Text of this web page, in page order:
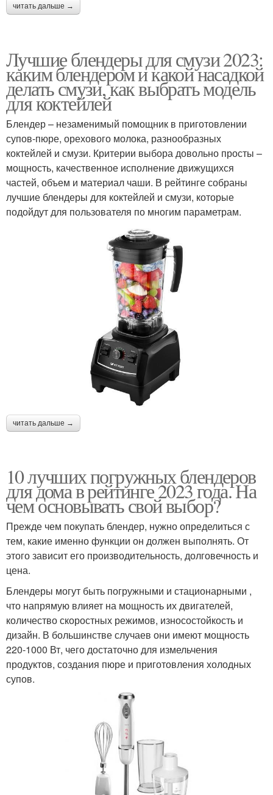
читать дальше →
Лучшие блендеры для смузи 2023:
каким блендером и какой насадкой
делать смузи, как выбрать модель
для коктейлей
Блендер – незаменимый помощник в приготовлении
супов-пюре, орехового молока, разнообразных
коктейлей и смузи. Критерии выбора довольно просты –
мощность, качественное исполнение движущихся
частей, объем и материал чаши. В рейтинге собраны
лучшие блендеры для коктейлей и смузи, которые
подойдут для пользователя по многим параметрам.
читать дальше →
10 лучших погружных блендеров
для дома в рейтинге 2023 года. На
чем основывать свой выбор?
Прежде чем покупать блендер, нужно определиться с
тем, какие именно функции он должен выполнять. От
этого зависит его производительность, долговечность и
цена.
Блендеры могут быть погружными и стационарными ,
что напрямую влияет на мощность их двигателей,
количество скоростных режимов, износостойкость и
дизайн. В большинстве случаев они имеют мощность
220-1000 Вт, чего достаточно для измельчения
продуктов, создания пюре и приготовления холодных
супов.